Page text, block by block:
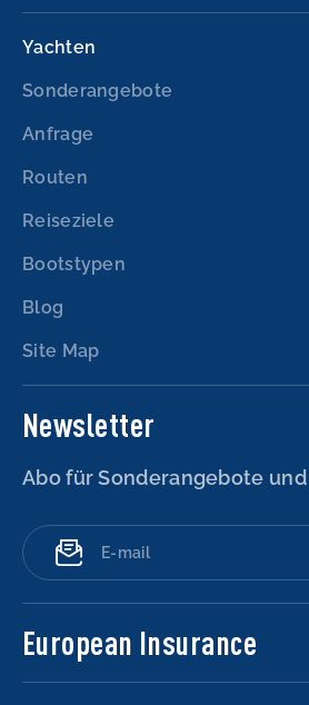
Yachten
Sonderangebote
Anfrage
Routen
Reiseziele
Bootstypen
Blog
Site Map
Newsletter
Abo für Sonderangebote
European Insurance